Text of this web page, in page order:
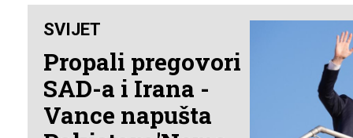
SVIJET
Propali pregovori
SAD-a i Irana -
Vance napušta